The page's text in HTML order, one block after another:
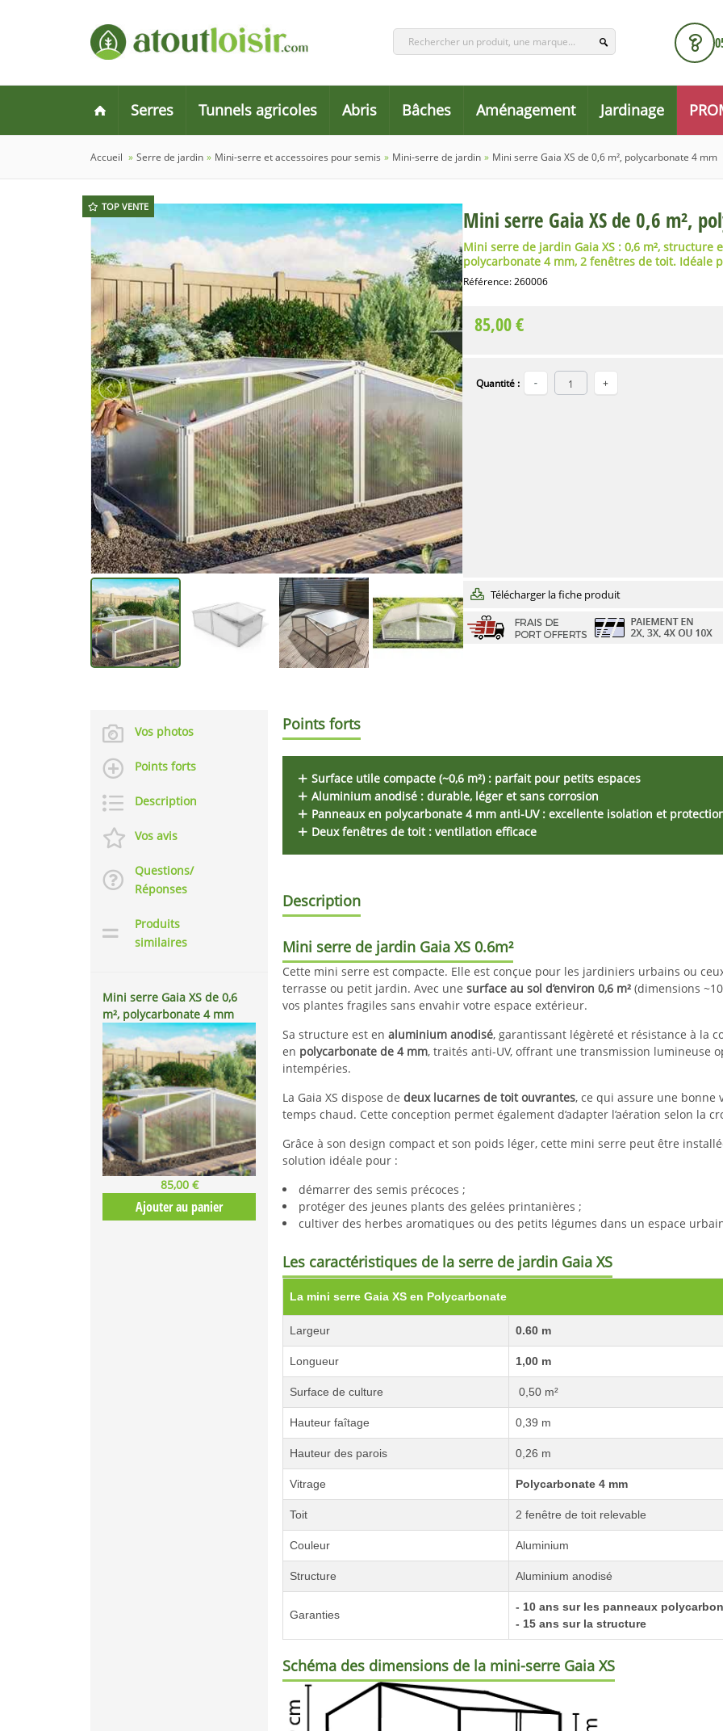
Serres Tunnels agricoles Abris Bâches Aménagement Jardinage
Accueil » Serre de jardin » Mini-serre et accessoires pour semis » Mini-serre de jardin » Mini serre Gaia XS de 0,6 m², polycarbonate 4 mm
TOP VENTE Mini serre Gaia XS de 0,6 m²,
Mini serre de jardin Gaia XS : 0,6 m²,
polycarbonate 4 mm, 2 fenêtres de toit. Idéale
Référence:260006
85,00 €
Quantité :
Télécharger la fiche produit
Vos photos
Points forts
Description
Vos avis
Questions/
Réponses
Produits
similaires
Mini serre Gaia XS de 0,6
m², polycarbonate 4 mm
85,00 €
Ajouter au panier
Points forts
Surface utile compacte (~0,6 m²) : parfait pour petits espaces
Aluminium anodisé : durable, léger et sans corrosion
Panneaux en polycarbonate 4 mm anti-UV : excellente isolation et
Deux fenêtres de toit : ventilation efficace
Description
Mini serre de jardin Gaia XS 0.6m²
Cette mini serre est compacte. Elle est conçue pour les jardiniers urbains ou
terrasse ou petit jardin. Avec une surface au sol d’environ 0,6 m² (dimensions
vos plantes fragiles sans envahir votre espace extérieur.
Sa structure est en aluminium anodisé, garantissant légèreté et résistance à la
en polycarbonate de 4 mm, traités anti-UV, offrant une transmission lumineuse
intempéries.
La Gaia XS dispose de deux lucarnes de toit ouvrantes, ce qui assure une
temps chaud. Cette conception permet également d’adapter l’aération selon la
Grâce à son design compact et son poids léger, cette mini serre peut être
solution idéale pour :
démarrer des semis précoces ;
protéger des jeunes plants des gelées printanières ;
cultiver des herbes aromatiques ou des petits légumes dans un espace
Les caractéristiques de la serre de jardin Gaia XS
La mini serre Gaia XS en Polycarbonate
Largeur 0.60 m
Longueur 1,00 m
Surface de culture 0,50 m²
Hauteur faîtage 0,39 m
Hauteur des parois 0,26 m
Vitrage Polycarbonate 4 mm
Toit 2 fenêtre de toit relevable
Couleur Aluminium
Structure Aluminium anodisé
Garanties
- 10 ans sur les panneaux
- 15 ans sur la structure
Schéma des dimensions de la mini-serre Gaia XS